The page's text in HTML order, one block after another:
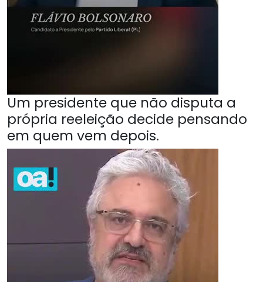
Um presidente que não disputa a
própria reeleição decide pensando
em quem vem depois.